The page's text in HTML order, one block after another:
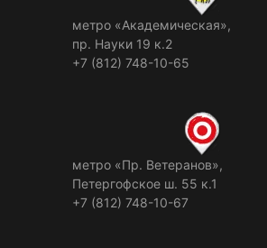
метро «Академическая»,
пр. Науки 19 к.2
+7 (812) 748-10-65
метро «Пр. Ветеранов»,
Петергофское ш. 55 к.1
+7 (812) 748-10-67